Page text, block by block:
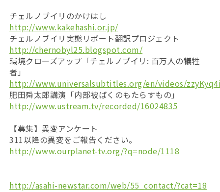
チェルノブイリのかけはし
http://www.kakehashi.or.jp/
チェルノブイリ実態リポート翻訳プロジェクト
http://chernobyl25.blogspot.com/
環境クローズアップ「チェルノブイリ: 百万人の犠牲
者」
http://www.universalsubtitles.org/en/videos/
肥田舜太郎講演「内部被ばくのもたらすもの」
http://www.ustream.tv/recorded/16024835
【募集】異変アンケート
311以降の異変をご報告ください。
http://www.ourplanet-tv.org/?q=node/1118
http://asahi-newstar.com/web/55_contact/?cat=18